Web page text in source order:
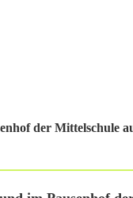
der Mittelschule